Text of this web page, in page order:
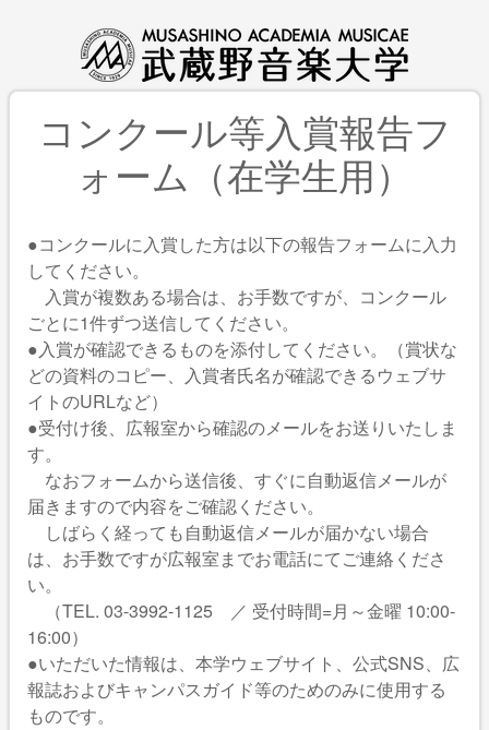
コンクール等入賞報告フ
ォーム（在学生用）
●コンクールに入賞した方は以下の報告フォームに入力
してください。
入賞が複数ある場合は、お手数ですが、コンクール
ごとに1件ずつ送信してください。
●入賞が確認できるものを添付してください。（賞状な
どの資料のコピー、入賞者氏名が確認できるウェブサ
イトのURLなど）
●受付け後、広報室から確認のメールをお送りいたしま
す。
なおフォームから送信後、すぐに自動返信メールが
届きますので内容をご確認ください。
しばらく経っても自動返信メールが届かない場合
は、お手数ですが広報室までお電話にてご連絡くださ
い。
（TEL. 03-3992-1125 ／ 受付時間=月～金曜 10:00-
16:00）
●いただいた情報は、本学ウェブサイト、公式SNS、広
報誌およびキャンパスガイド等のためのみに使用する
ものです。